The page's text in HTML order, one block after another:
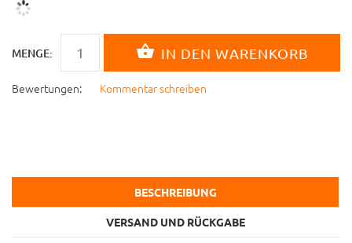
MENGE:
Bewertungen: Kommentar schreiben
BESCHREIBUNG
VERSAND UND RÜCKGABE